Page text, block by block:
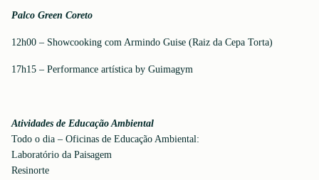
Palco Green Coreto
12h00 – Showcooking com Armindo Guise (Raiz da Cepa Torta)
17h15 – Performance artística by Guimagym
Atividades de Educação Ambiental
Todo o dia – Oficinas de Educação Ambiental:
Laboratório da Paisagem
Resinorte